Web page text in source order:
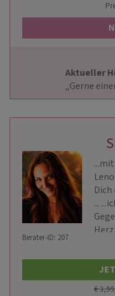
Aktueller
...
Berater-ID: 207
€